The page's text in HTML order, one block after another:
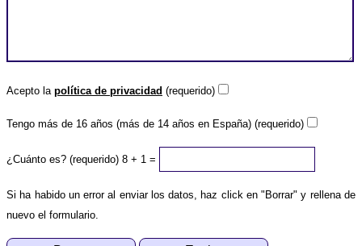
Acepto la política de privacidad (requerido)
Tengo más de 16 años (más de 14 años en España) (requerido)
¿Cuánto es? (requerido) 8 + 1 =
Si ha habido un error al enviar los datos, haz click en "Borrar" y rellena de
nuevo el formulario.